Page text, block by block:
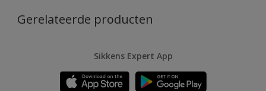
Gerelateerde producten
Sikkens Expert App